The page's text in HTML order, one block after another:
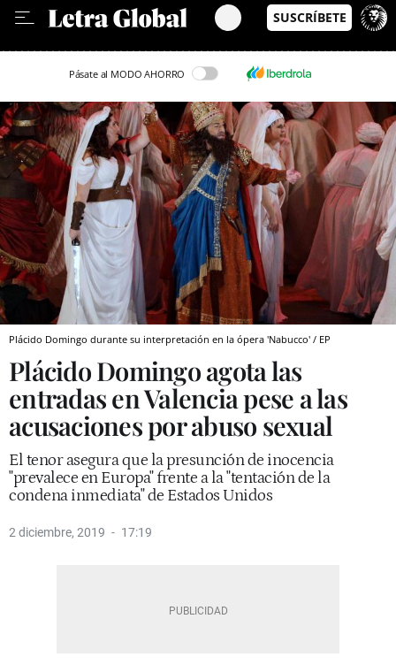
Pásate al MODO AHORRO
Plácido Domingo durante su interpretación en la ópera 'Nabucco' / EP
Plácido Domingo agota las
entradas en Valencia pese a las
acusaciones por abuso sexual
El tenor asegura que la presunción de inocencia
"prevalece en Europa" frente a la "tentación de la
condena inmediata" de Estados Unidos
2 diciembre, 2019 17:19